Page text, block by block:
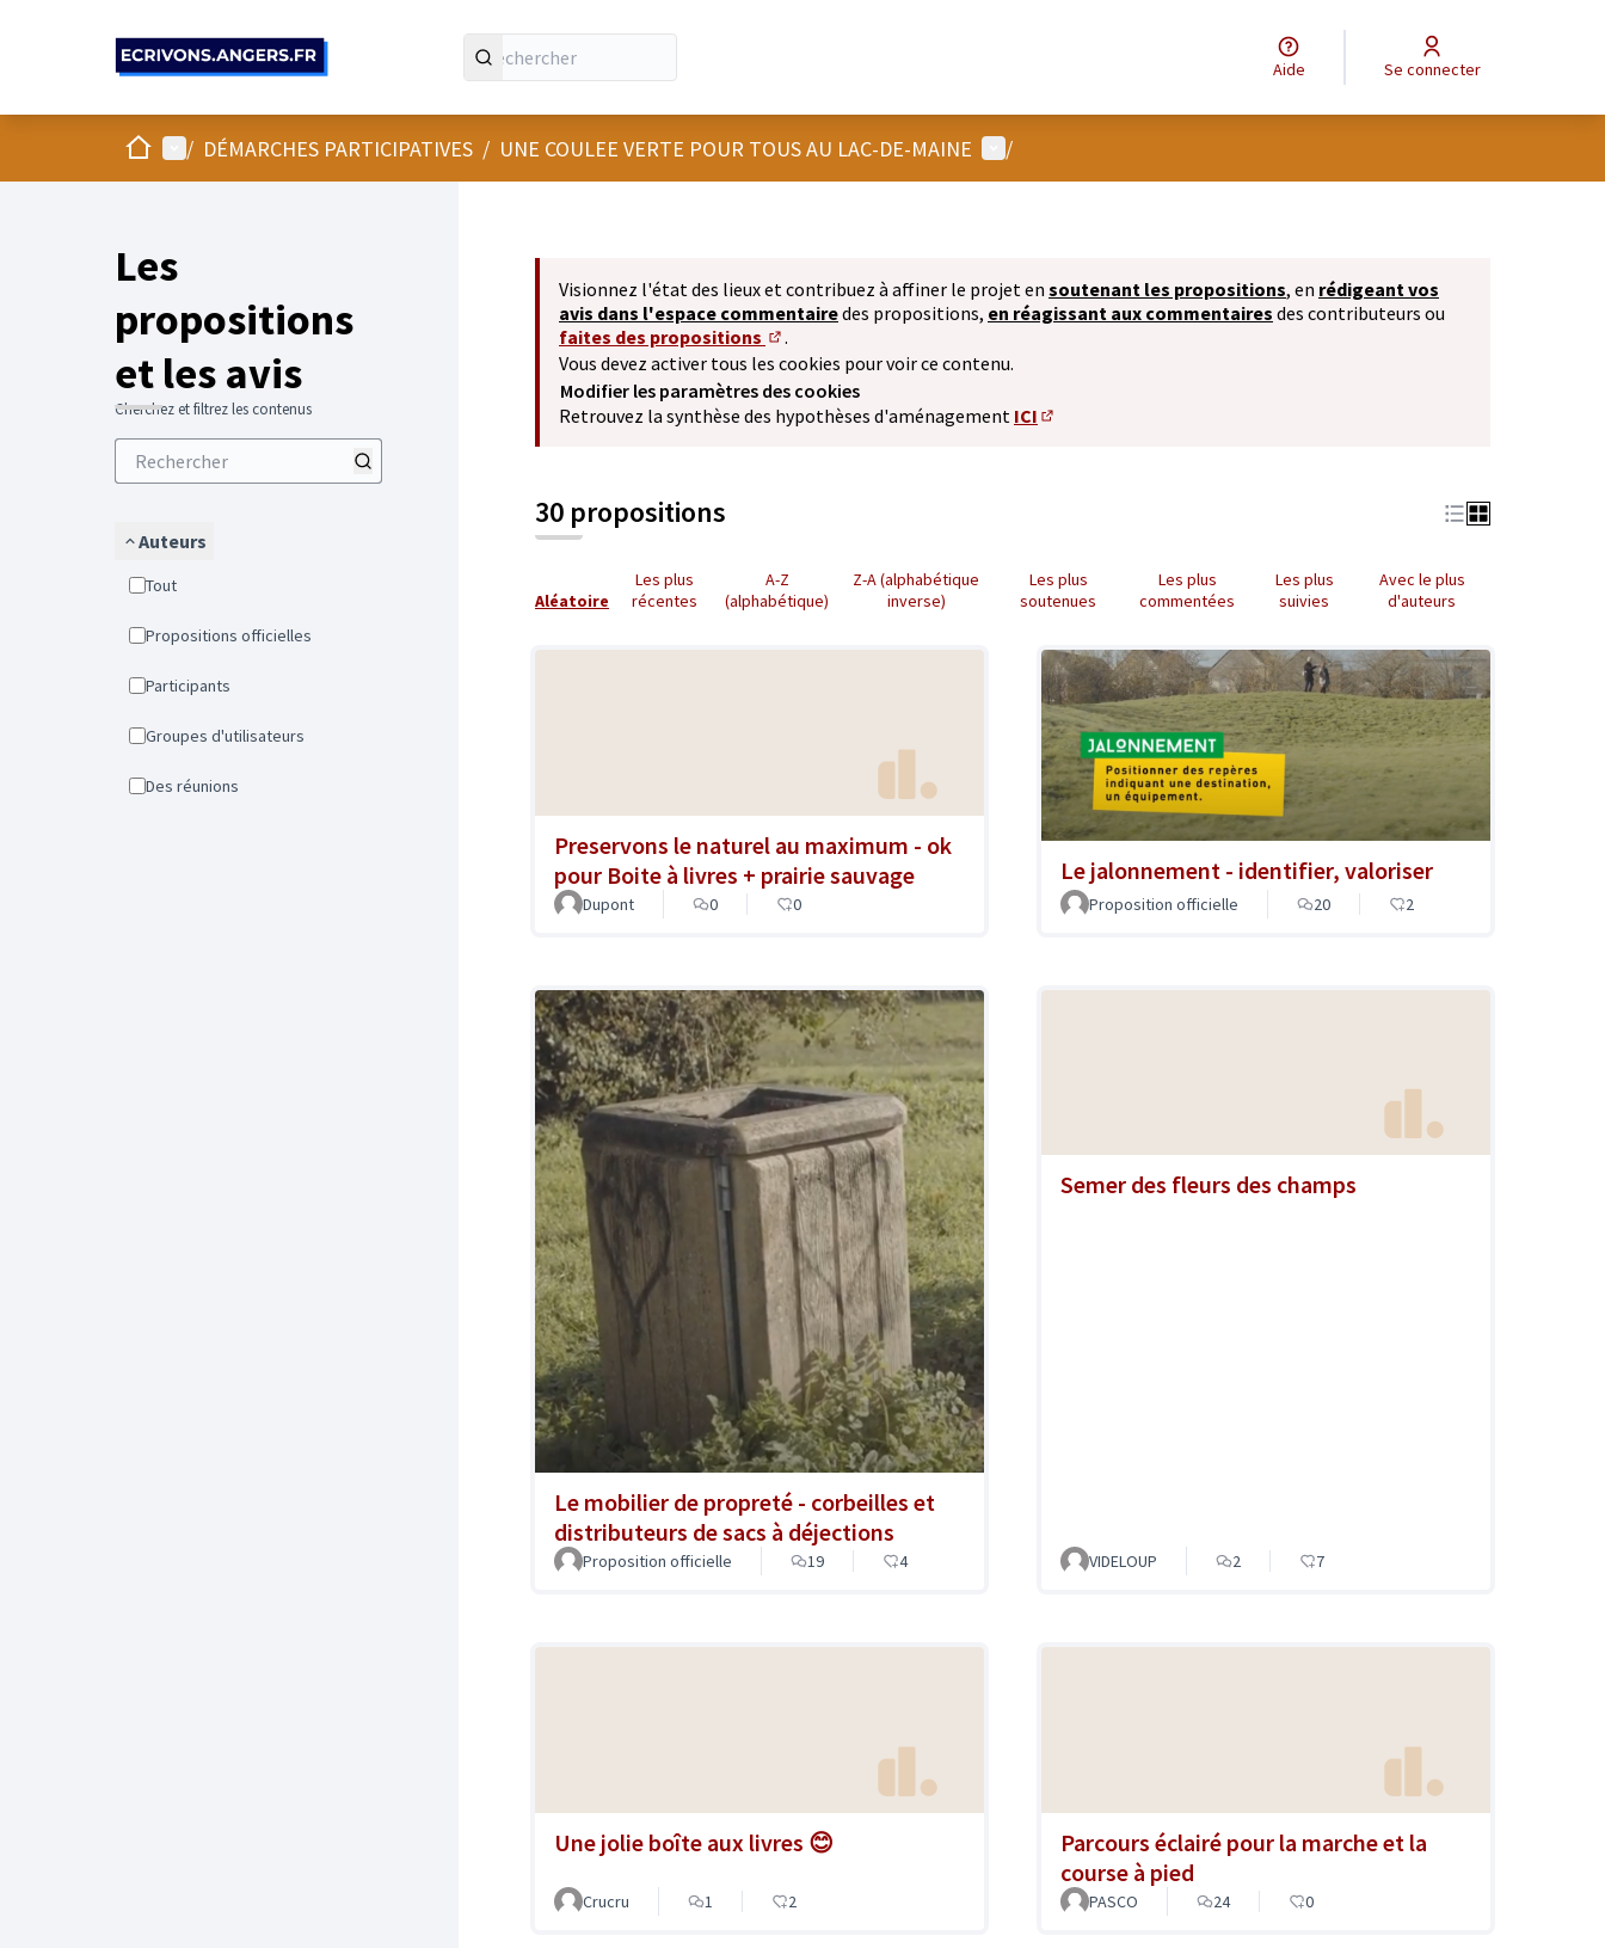
Aide Se connecter
AccueilMenu principal
/ DÉMARCHES PARTICIPATIVES / UNE COULEE VERTE POUR TOUS AU LAC-DE-MAINE Menu utilisateur
/
Les
propositions
et les avis
Cherchez et filtrez les contenus
Auteurs
Tout
Propositions officielles
Participants
Groupes d'utilisateurs
Des réunions
Visionnez l'état des lieux et contribuez à affiner le projet en soutenant les propositions, en rédigeant vos
avis dans l'espace commentairedes propositions, en réagissant aux commentaires des contributeurs ou
faites des propositions
(S'ouvre dans un nouvel onglet)
.
Vous devez activer tous les cookies pour voir ce contenu.
Modifier les paramètres des cookies
Retrouvez la synthèse des hypothèses d'aménagement ICI
30 propositions
Aléatoire
Les plus
récentes
A-Z
(alphabétique)
Z-A (alphabétique
inverse)
Les plus
soutenues
Les plus
commentées
Les plus
suivies
Avec le plus
d'auteurs
Preservons le naturel au maximum - ok
pour Boite à livres + prairie sauvage
Dupont 0 0
Le jalonnement - identifier, valoriser
Proposition officielle 20 2
Le mobilier de propreté - corbeilles et
distributeurs de sacs à déjections
Proposition officielle 19 4
Semer des fleurs des champs
VIDELOUP 2 7
Une jolie boîte aux livres 😊
Crucru 1 2
Parcours éclairé pour la marche et la
course à pied
PASCO 24 0